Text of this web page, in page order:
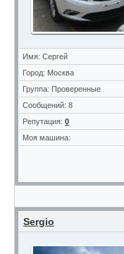
Имя: Сергей
Город: Москва
Группа: Проверенные
Сообщений: 8
Репутация: 0
Моя машина:
Sergio